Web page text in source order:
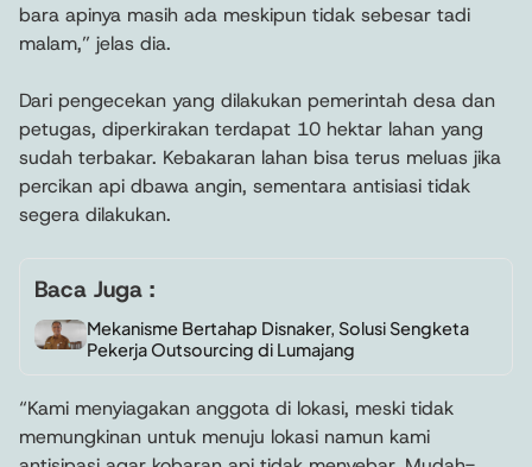
bara apinya masih ada meskipun tidak sebesar tadi
malam,” jelas dia.
Dari pengecekan yang dilakukan pemerintah desa dan
petugas, diperkirakan terdapat 10 hektar lahan yang
sudah terbakar. Kebakaran lahan bisa terus meluas jika
percikan api dbawa angin, sementara antisiasi tidak
segera dilakukan.
Baca Juga :
Mekanisme Bertahap Disnaker, Solusi Sengketa
Pekerja Outsourcing di Lumajang
“Kami menyiagakan anggota di lokasi, meski tidak
memungkinan untuk menuju lokasi namun kami